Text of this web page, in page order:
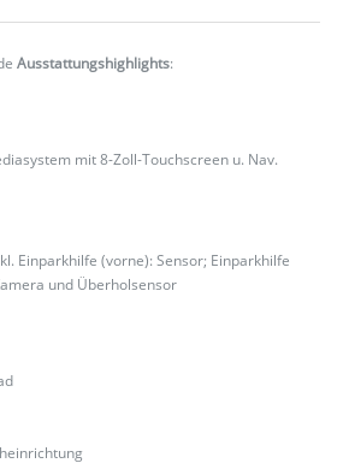
Ausstattungshighlights:
mit 8-Zoll-Touchscreen u. Nav.
Einparkhilfe (vorne): Sensor; Einparkhilfe
und Überholsensor